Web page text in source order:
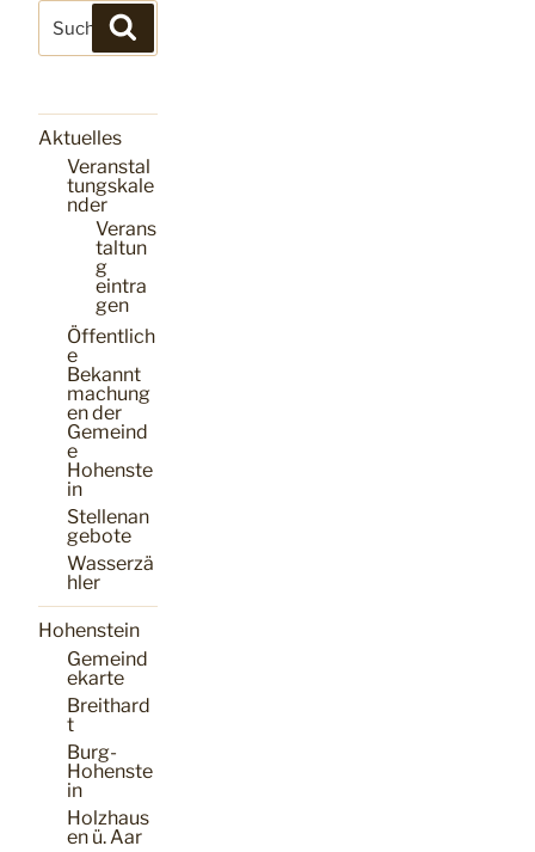
Suchen
nach:
Aktuelles
Veranstal
tungskale
nder
Verans
taltun
g
eintra
gen
Öffentlich
e
Bekannt
machung
en der
Gemeind
e
Hohenste
in
Stellenan
gebote
Wasserzä
hler
Hohenstein
Gemeind
ekarte
Breithard
t
Burg-
Hohenste
in
Holzhaus
en ü. Aar